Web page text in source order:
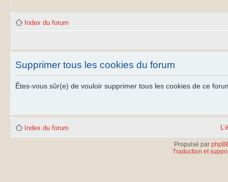
Index du forum
Supprimer tous les cookies du forum
Êtes-vous sûr(e) de vouloir supprimer tous les cookies de ce
Index du forum
Propulsé par
Traduction et